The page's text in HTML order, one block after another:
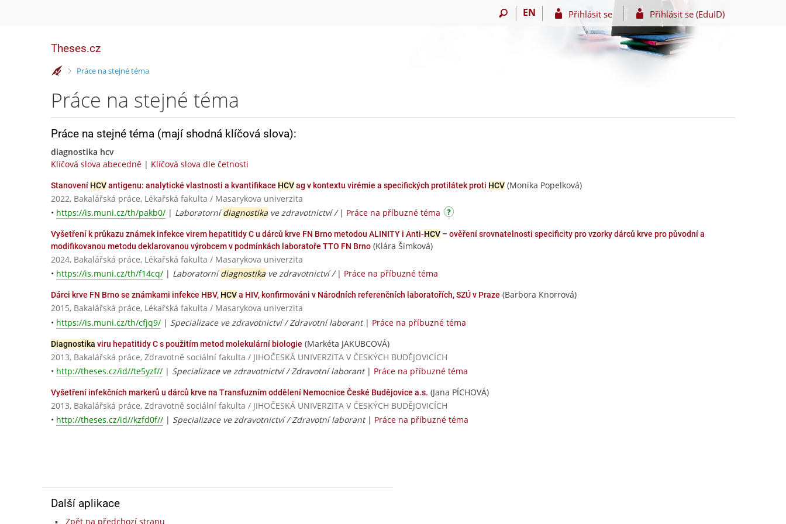
EN Přihlásit se Přihlásit se (EduID)
Theses.cz
>Práce na stejné téma
Práce na stejné téma
Práce na stejné téma (mají shodná klíčová slova):
diagnostika hcv
Klíčová slova abecedně | Klíčová slova dle četnosti
Stanovení HCVantigenu: analytické vlastnosti a kvantifikace HCVag v kontextu virémie a specifických protilátek proti HCV (Monika Popelková)
2022, Bakalářská práce, Lékařská fakulta / Masarykova univerzita
• https://is.muni.cz/th/pakb0/ | Laboratornídiagnostika ve zdravotnictví / | Práce na příbuzné téma
Vyšetření k průkazu známek infekce virem hepatitidy C u dárců krve FN Brno metodou ALINITY i Anti-HCV – ověření srovnatelnosti specificity pro vzorky dárců krve pro původní a
modifikovanou metodu deklarovanou výrobcem v podmínkách laboratoře TTO FN Brno (Klára Šimková)
2024, Bakalářská práce, Lékařská fakulta / Masarykova univerzita
• https://is.muni.cz/th/f14cq/ | Laboratornídiagnostika ve zdravotnictví / | Práce na příbuzné téma
Dárci krve FN Brno se známkami infekce HBV, HCVa HIV, konfirmováni v Národních referenčních laboratořích, SZÚ v Praze (Barbora Knorrová)
2015, Bakalářská práce, Lékařská fakulta / Masarykova univerzita
• https://is.muni.cz/th/cfjq9/ | Specializace ve zdravotnictví / Zdravotní laborant| Práce na příbuzné téma
Diagnostika viru hepatitidy C s použitím metod molekulární biologie (Markéta JAKUBCOVÁ)
2013, Bakalářská práce, Zdravotně sociální fakulta / JIHOČESKÁ UNIVERZITA V ČESKÝCH BUDĚJOVICÍCH
• http://theses.cz/id//te5yzf// | Specializace ve zdravotnictví / Zdravotní laborant| Práce na příbuzné téma
Vyšetření infekčních markerů u dárců krve na Transfuzním oddělení Nemocnice České Budějovice a.s. (Jana PÍCHOVÁ)
2013, Bakalářská práce, Zdravotně sociální fakulta / JIHOČESKÁ UNIVERZITA V ČESKÝCH BUDĚJOVICÍCH
• http://theses.cz/id//kzfd0f// | Specializace ve zdravotnictví / Zdravotní laborant| Práce na příbuzné téma
Další aplikace
Zpět na předchozí stranu